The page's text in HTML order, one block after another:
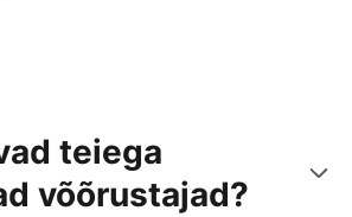
teiega
võõrustajad?